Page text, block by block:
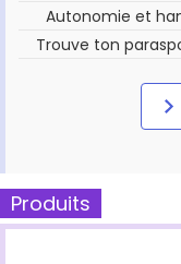
Autonomie et
Trouve ton
Produits